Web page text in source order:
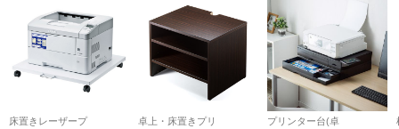
床置きレーザープ
卓上・床置きプリ
プリンター台(卓